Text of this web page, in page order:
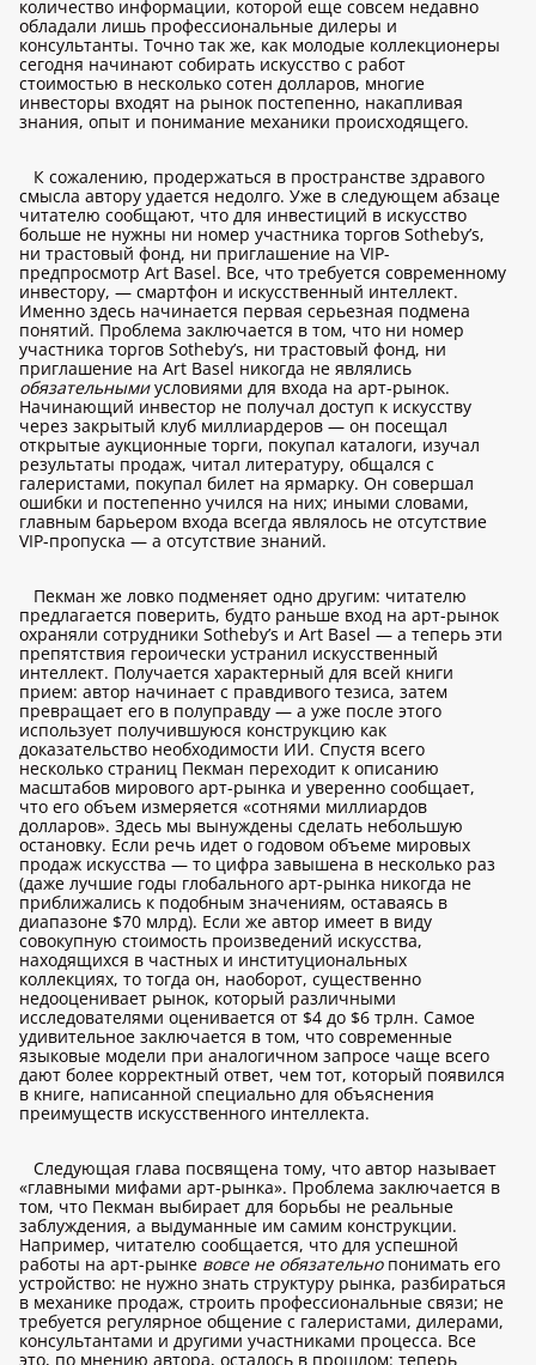
количество информации, которой еще совсем недавно
обладали лишь профессиональные дилеры и
консультанты. Точно так же, как молодые коллекционеры
сегодня начинают собирать искусство с работ
стоимостью в несколько сотен долларов, многие
инвесторы входят на рынок постепенно, накапливая
знания, опыт и понимание механики происходящего.
К сожалению, продержаться в пространстве здравого
смысла автору удается недолго. Уже в следующем абзаце
читателю сообщают, что для инвестиций в искусство
больше не нужны ни номер участника торгов Sotheby’s,
ни трастовый фонд, ни приглашение на VIP-
предпросмотр Art Basel. Все, что требуется современному
инвестору, — смартфон и искусственный интеллект.
Именно здесь начинается первая серьезная подмена
понятий. Проблема заключается в том, что ни номер
участника торгов Sotheby’s, ни трастовый фонд, ни
приглашение на Art Basel никогда не являлись
обязательнымиусловиями для входа на арт-рынок.
Начинающий инвестор не получал доступ к искусству
через закрытый клуб миллиардеров — он посещал
открытые аукционные торги, покупал каталоги, изучал
результаты продаж, читал литературу, общался с
галеристами, покупал билет на ярмарку. Он совершал
ошибки и постепенно учился на них; иными словами,
главным барьером входа всегда являлось не отсутствие
VIP-пропуска — а отсутствие знаний.
Пекман же ловко подменяет одно другим: читателю
предлагается поверить, будто раньше вход на арт-рынок
охраняли сотрудники Sotheby’s и Art Basel — а теперь эти
препятствия героически устранил искусственный
интеллект. Получается характерный для всей книги
прием: автор начинает с правдивого тезиса, затем
превращает его в полуправду — а уже после этого
использует получившуюся конструкцию как
доказательство необходимости ИИ. Спустя всего
несколько страниц Пекман переходит к описанию
масштабов мирового арт-рынка и уверенно сообщает,
что его объем измеряется «сотнями миллиардов
долларов». Здесь мы вынуждены сделать небольшую
остановку. Если речь идет о годовом объеме мировых
продаж искусства — то цифра завышена в несколько раз
(даже лучшие годы глобального арт-рынка никогда не
приближались к подобным значениям, оставаясь в
диапазоне $70 млрд). Если же автор имеет в виду
совокупную стоимость произведений искусства,
находящихся в частных и институциональных
коллекциях, то тогда он, наоборот, существенно
недооценивает рынок, который различными
исследователями оценивается от $4 до $6 трлн. Самое
удивительное заключается в том, что современные
языковые модели при аналогичном запросе чаще всего
дают более корректный ответ, чем тот, который появился
в книге, написанной специально для объяснения
преимуществ искусственного интеллекта.
Следующая глава посвящена тому, что автор называет
«главными мифами арт-рынка». Проблема заключается в
том, что Пекман выбирает для борьбы не реальные
заблуждения, а выдуманные им самим конструкции.
Например, читателю сообщается, что для успешной
работы на арт-рынке вовсе не обязательнопонимать его
устройство: не нужно знать структуру рынка, разбираться
в механике продаж, строить профессиональные связи; не
требуется регулярное общение с галеристами, дилерами,
консультантами и другими участниками процесса. Все
это, по мнению автора, осталось в прошлом: теперь